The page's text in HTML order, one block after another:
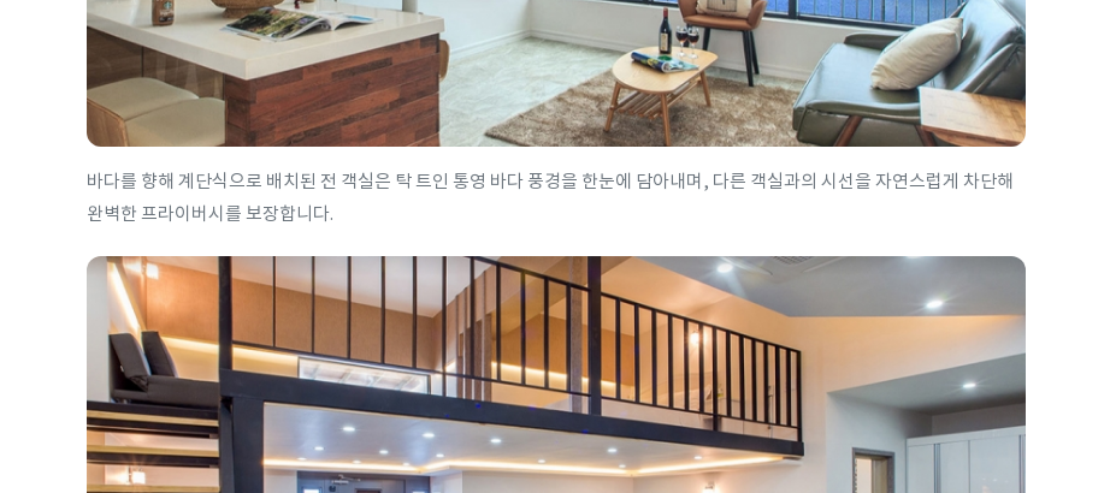
바다를 향해 계단식으로 배치된 전 객실은 탁 트인 통영 바다 풍경을 한눈에 담아내며, 다른 객실과의 시선을 자연스럽게 차단해
완벽한 프라이버시를 보장합니다.